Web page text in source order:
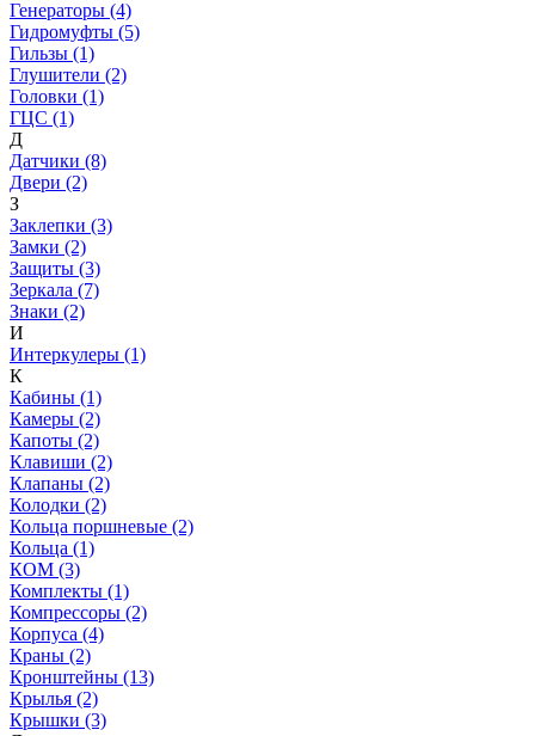
Генераторы (4)
Гидромуфты (5)
Гильзы (1)
Глушители (2)
Головки (1)
ГЦС (1)
Д
Датчики (8)
Двери (2)
З
Заклепки (3)
Замки (2)
Защиты (3)
Зеркала (7)
Знаки (2)
И
Интеркулеры (1)
К
Кабины (1)
Камеры (2)
Капоты (2)
Клавиши (2)
Клапаны (2)
Колодки (2)
Кольца поршневые (2)
Кольца (1)
КОМ (3)
Комплекты (1)
Компрессоры (2)
Корпуса (4)
Краны (2)
Кронштейны (13)
Крылья (2)
Крышки (3)